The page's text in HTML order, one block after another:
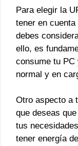
Para elegir la
tener en
debes
ello, es
consume tu
normal y en
Otro aspecto a
que deseas
tus
tener energía